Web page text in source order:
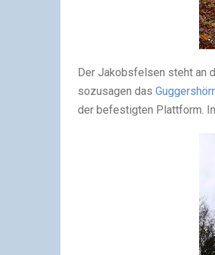
Der Jakobsfelsen steht an
sozusagen das
der befestigten Plattform.